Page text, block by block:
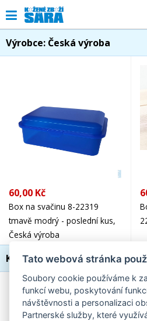
Výrobce: Česká výroba
60,00 Kč
Box na svačinu 8-22319
tmavě modrý - poslední kus,
Česká výroba
Kategorie
Standardní verze stránek |
Tato webová stránka
Soubory cookie používáme k
funkcí webu, poskytování
návštěvnosti a personalizaci
Partnerské služby, které